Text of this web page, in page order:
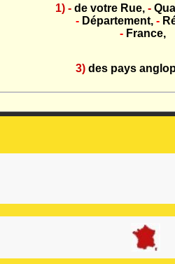
1) -de votre Rue, -
-Département, -
- France,
3) des pays